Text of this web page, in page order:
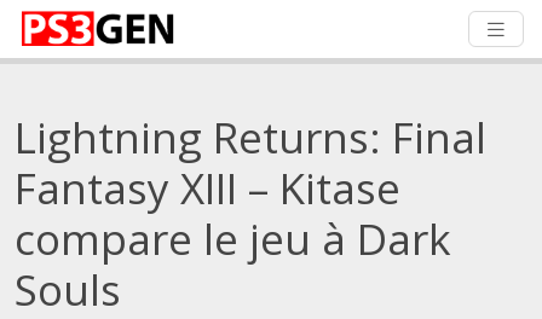
Lightning Returns: Final
Fantasy XIII – Kitase
compare le jeu à Dark
Souls